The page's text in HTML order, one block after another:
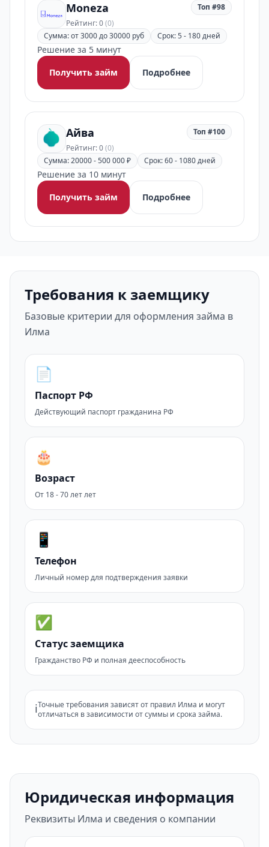
Moneza
Рейтинг: 0(0)
Топ #98
Сумма: от 3000 до 30000 руб Срок: 5 - 180 дней
Решение за 5 минут
Получить займ
Подробнее
Айва
Рейтинг: 0(0)
Топ #100
Сумма: 20000 - 500 000 ₽ Срок: 60 - 1080 дней
Решение за 10 минут
Получить займ
Подробнее
Требования к заемщику
Базовые критерии для оформления займа в
Илма
📄
Паспорт РФ
Действующий паспорт гражданина РФ
🎂
Возраст
От 18 - 70 лет лет
📱
Телефон
Личный номер для подтверждения заявки
✅
Статус заемщика
Гражданство РФ и полная дееспособность
ℹ️Точные требования зависят от правил Илма и могут
отличаться в зависимости от суммы и срока займа.
Юридическая информация
Реквизиты Илма и сведения о компании